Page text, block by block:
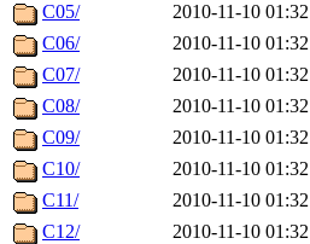
C05/
2010-11-10 01:32
C06/
2010-11-10 01:32
C07/
2010-11-10 01:32
C08/
2010-11-10 01:32
C09/
2010-11-10 01:32
C10/
2010-11-10 01:32
C11/
2010-11-10 01:32
C12/
2010-11-10 01:32